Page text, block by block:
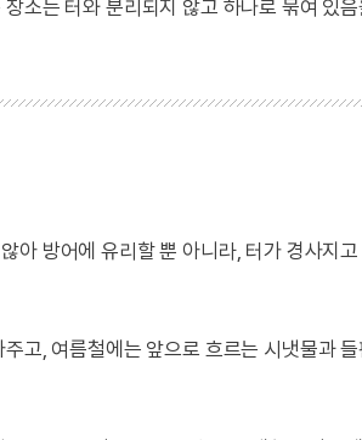
소는 터와 분리되지 않고 하나로 묶여 있
아 방어에 유리할 뿐 아니라, 터가 경사지
고, 여름철에는 앞으로 흐르는 시냇물과